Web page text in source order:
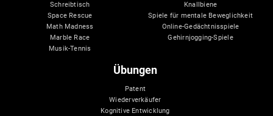
Schreibtisch
Space Rescue
Math Madness
Marble Race
Musik-Tennis
Knallbiene
Spiele für mentale Beweglichkeit
Online-Gedächtnisspiele
Gehirnjogging-Spiele
Übungen
Patent
Wiederverkäufer
Kognitive Entwicklung